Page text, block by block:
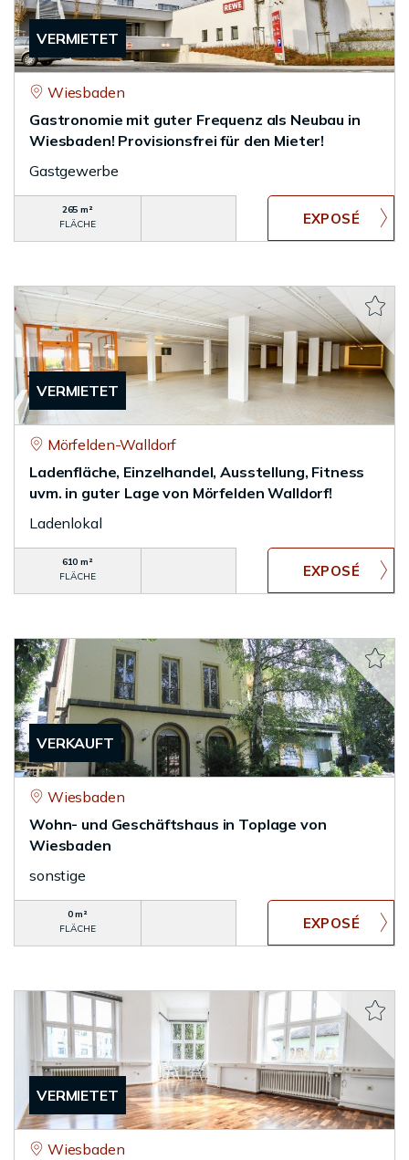
VERMIETET
Wiesbaden
Gastronomie mit guter Frequenz als Neubau in
Wiesbaden! Provisionsfrei für den Mieter!
Gastgewerbe
265 m²
FLÄCHE
VERMIETET
Mörfelden-Walldorf
Ladenfläche, Einzelhandel, Ausstellung, Fitness
uvm. in guter Lage von Mörfelden Walldorf!
Ladenlokal
610 m²
FLÄCHE
VERKAUFT
Wiesbaden
Wohn- und Geschäftshaus in Toplage von
Wiesbaden
sonstige
0 m²
FLÄCHE
VERMIETET
Wiesbaden